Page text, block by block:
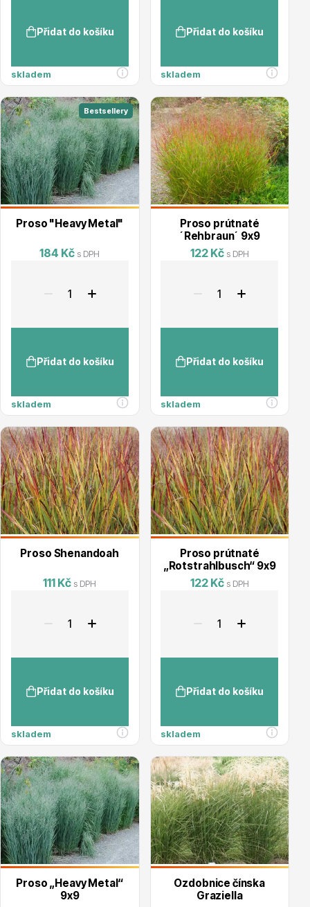
Ovocné stromy
Okrasné trávy
Plazivé rostliny
Popínavé rostliny
Listnaté stromy
Bambusy
Dekorace
Přidat do košíku
skladem
Přidat do košíku
skladem
Bestsellery
Proso "Heavy Metal"
184 Kč s DPH
Přidat do košíku
skladem
Proso prútnaté
´Rehbraun´ 9x9
122 Kč s DPH
Přidat do košíku
skladem
Proso Shenandoah
111 Kč s DPH
Přidat do košíku
skladem
Proso prútnaté
„Rotstrahlbusch“ 9x9
122 Kč s DPH
Přidat do košíku
skladem
Proso „Heavy Metal“
9x9
Ozdobnice čínska
Graziella